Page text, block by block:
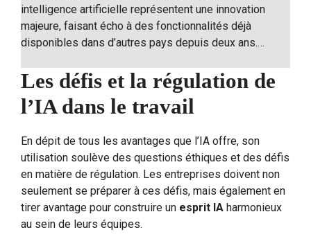
intelligence artificielle représentent une innovation
majeure, faisant écho à des fonctionnalités déjà
disponibles dans d’autres pays depuis deux ans.…
Les défis et la régulation de
l’IA dans le travail
En dépit de tous les avantages que l’IA offre, son
utilisation soulève des questions éthiques et des défis
en matière de régulation. Les entreprises doivent non
seulement se préparer à ces défis, mais également en
tirer avantage pour construire un esprit IA harmonieux
au sein de leurs équipes.